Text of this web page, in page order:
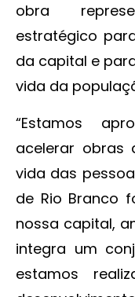
obra
estratégico
da capital e
vida da
“Estamos
acelerar obras
vida das
de Rio Branco
nossa capital,
integra um
estamos